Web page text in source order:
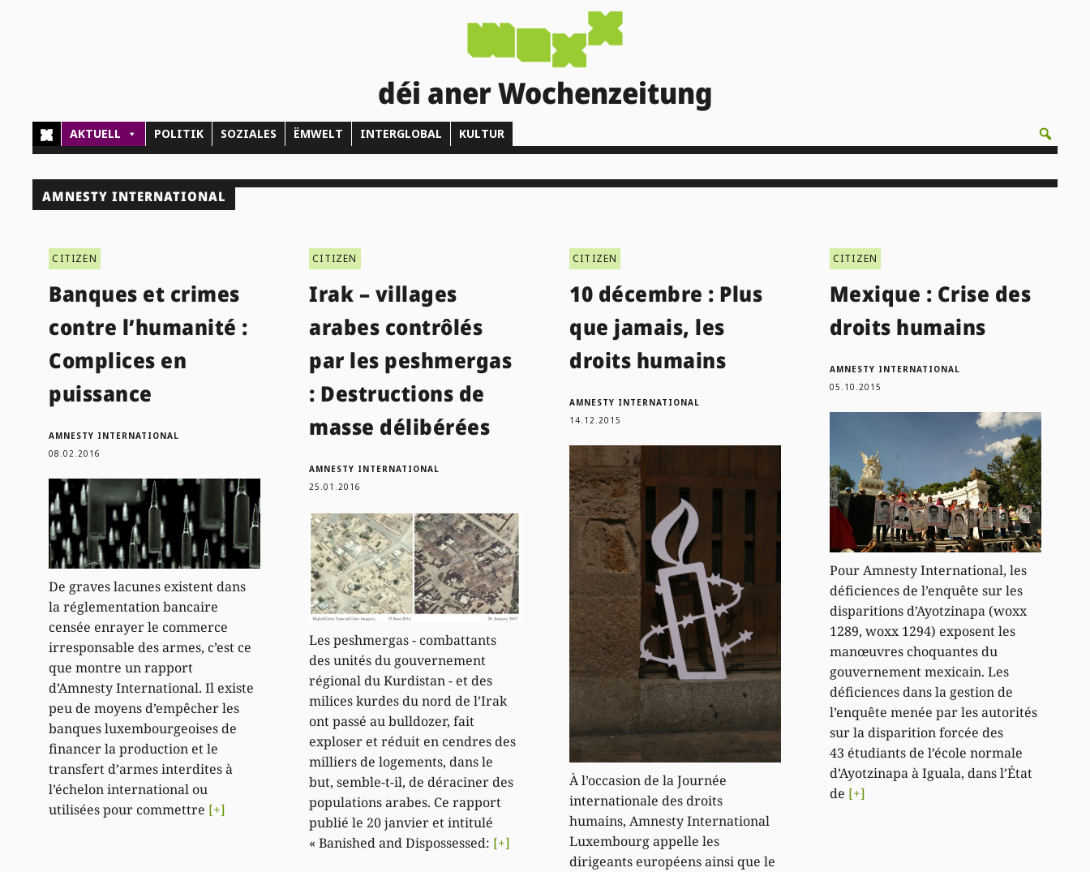
déi aner Wochenzeitung
AKTUELL POLITIK SOZIALES ËMWELT INTERGLOBAL KULTUR
AMNESTY INTERNATIONAL
CITIZEN
Banques et crimes
contre l’humanité :
Complices en
puissance
AMNESTY INTERNATIONAL
08.02.2016
De graves lacunes existent dans
la réglementation bancaire
censée enrayer le commerce
irresponsable des armes, c’est ce
que montre un rapport
d’Amnesty International. Il existe
peu de moyens d’empêcher les
banques luxembourgeoises de
financer la production et le
transfert d’armes interdites à
l’échelon international ou
utilisées pour commettre [+]
CITIZEN
Irak – villages
arabes contrôlés
par les peshmergas
: Destructions de
masse délibérées
AMNESTY INTERNATIONAL
25.01.2016
Les peshmergas - combattants
des unités du gouvernement
régional du Kurdistan - et des
milices kurdes du nord de l’Irak
ont passé au bulldozer, fait
exploser et réduit en cendres des
milliers de logements, dans le
but, semble-t-il, de déraciner des
populations arabes. Ce rapport
publié le 20 janvier et intitulé
« Banished and Dispossessed: [+]
CITIZEN
10 décembre : Plus
que jamais, les
droits humains
AMNESTY INTERNATIONAL
14.12.2015
À l’occasion de la Journée
internationale des droits
humains, Amnesty International
Luxembourg appelle les
dirigeants européens ainsi que le
CITIZEN
Mexique : Crise des
droits humains
AMNESTY INTERNATIONAL
05.10.2015
Pour Amnesty International, les
déficiences de l’enquête sur les
disparitions d’Ayotzinapa (woxx
1289, woxx 1294) exposent les
manœuvres choquantes du
gouvernement mexicain. Les
déficiences dans la gestion de
l’enquête menée par les autorités
sur la disparition forcée des
43 étudiants de l’école normale
d’Ayotzinapa à Iguala, dans l’État
de [+]